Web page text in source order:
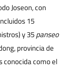
Joseon, con
15
y 35panseo
provincia de
conocida como el